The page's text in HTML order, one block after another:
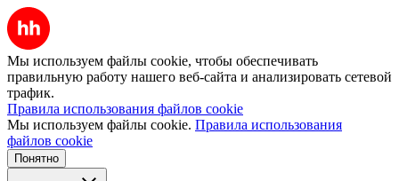
Мы используем файлы cookie, чтобы обеспечивать
правильную работу нашего веб-сайта и анализировать сетевой
трафик.
Правила использования файлов cookie
Мы используем файлы cookie. Правила использования
файлов cookie
Понятно